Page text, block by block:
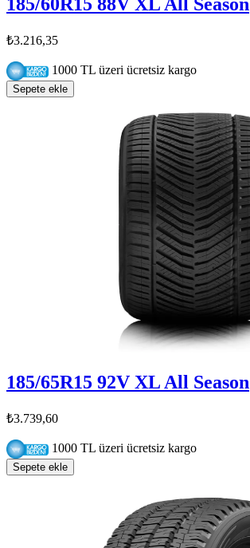
185/60R15 88V XL All Season
₺3.216,35
1000 TL üzeri ücretsiz kargo
Sepete ekle
185/65R15 92V XL All Season
₺3.739,60
1000 TL üzeri ücretsiz kargo
Sepete ekle